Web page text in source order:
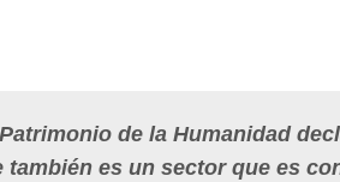
de la Humanidad
también es un sector que es